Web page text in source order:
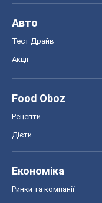
Авто
Тест Драйв
Акції
Food Oboz
Рецепти
Дієти
Економіка
Ринки та компанії